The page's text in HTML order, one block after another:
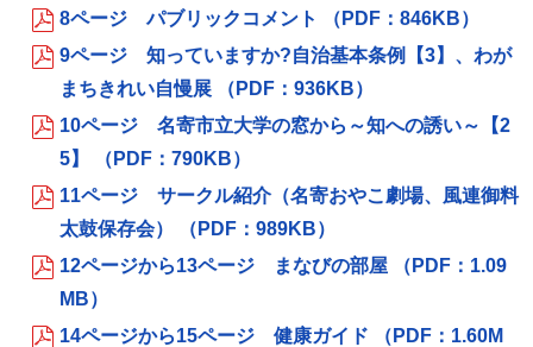
8ページ パブリックコメント （PDF：846KB）
9ページ 知っていますか?自治基本条例【3】、わが
まちきれい自慢展 （PDF：936KB）
10ページ 名寄市立大学の窓から～知への誘い～【2
5】 （PDF：790KB）
11ページ サークル紹介（名寄おやこ劇場、風連御料
太鼓保存会） （PDF：989KB）
12ページから13ページ まなびの部屋 （PDF：1.09
MB）
14ページから15ページ 健康ガイド （PDF：1.60M